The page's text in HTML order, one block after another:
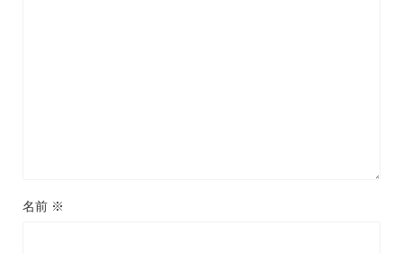
名前 ※